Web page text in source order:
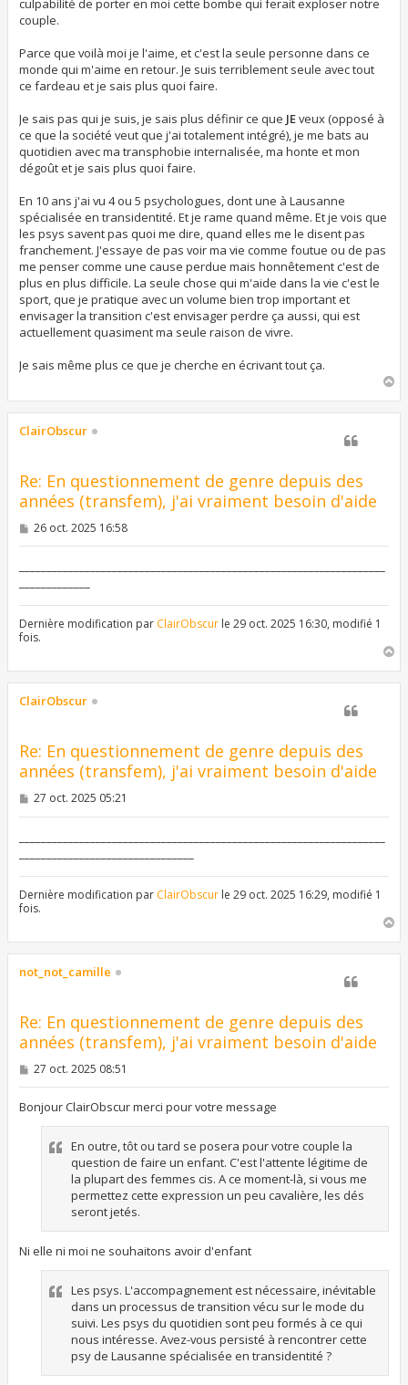
culpabilité de porter en moi cette bombe qui ferait exploser notre
couple.
Parce que voilà moi je l'aime, et c'est la seule personne dans ce
monde qui m'aime en retour. Je suis terriblement seule avec tout
ce fardeau et je sais plus quoi faire.
Je sais pas qui je suis, je sais plus définir ce que JEveux (opposé à
ce que la société veut que j'ai totalement intégré), je me bats au
quotidien avec ma transphobie internalisée, ma honte et mon
dégoût et je sais plus quoi faire.
En 10 ans j'ai vu 4 ou 5 psychologues, dont une à Lausanne
spécialisée en transidentité. Et je rame quand même. Et je vois que
les psys savent pas quoi me dire, quand elles me le disent pas
franchement. J'essaye de pas voir ma vie comme foutue ou de pas
me penser comme une cause perdue mais honnêtement c'est de
plus en plus difficile. La seule chose qui m'aide dans la vie c'est le
sport, que je pratique avec un volume bien trop important et
envisager la transition c'est envisager perdre ça aussi, qui est
actuellement quasiment ma seule raison de vivre.
Je sais même plus ce que je cherche en écrivant tout ça.
u
ClairObscur
Re: En questionnement de genre depuis des
années (transfem), j'ai vraiment besoin d'aide
M
g
e
26 oct. 2025 16:58
Dernière modification par ClairObscur le 29 oct. 2025 16:30, modifié 1
fois.
u
ClairObscur
Re: En questionnement de genre depuis des
années (transfem), j'ai vraiment besoin d'aide
M
s
a
g
e
27 oct. 2025 05:21
Dernière modification par ClairObscur le 29 oct. 2025 16:29, modifié 1
fois.
u
not_not_camille
Re: En questionnement de genre depuis des
années (transfem), j'ai vraiment besoin d'aide
M
s
27 oct. 2025 08:51
Bonjour ClairObscur merci pour votre message
En outre, tôt ou tard se posera pour votre couple la
question de faire un enfant. C'est l'attente légitime de
la plupart des femmes cis. A ce moment-là, si vous me
permettez cette expression un peu cavalière, les dés
seront jetés.
Ni elle ni moi ne souhaitons avoir d'enfant
Les psys. L'accompagnement est nécessaire, inévitable
dans un processus de transition vécu sur le mode du
suivi. Les psys du quotidien sont peu formés à ce qui
nous intéresse. Avez-vous persisté à rencontrer cette
psy de Lausanne spécialisée en transidentité ?